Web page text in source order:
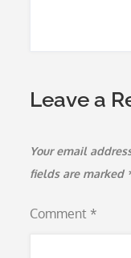
Leave a
Your email
fields are marked
Comment *